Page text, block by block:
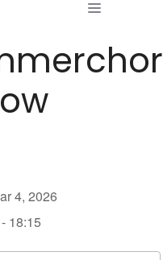
MENÜ
4, 2026
18:15